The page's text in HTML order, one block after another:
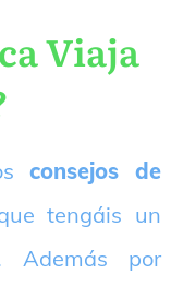
Viaja
consejos de
tengáis un
Además por